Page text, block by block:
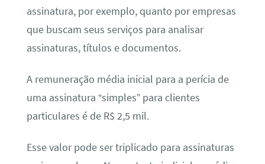
assinatura, por exemplo, quanto por empresas
que buscam seus serviços para analisar
assinaturas, títulos e documentos.
A remuneração média inicial para a perícia de
uma assinatura “simples” para clientes
particulares é de R$ 2,5 mil.
Esse valor pode ser triplicado para assinaturas